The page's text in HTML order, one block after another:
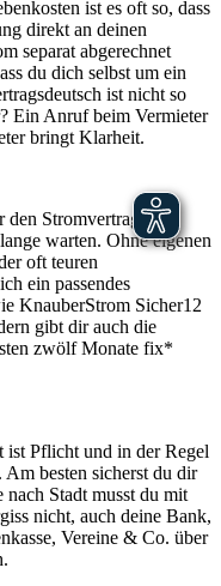
ist es oft so, dass
direkt an deinen
separat abgerechnet
du dich selbst um ein
ist nicht so
Ein Anruf beim Vermieter
bringt Klarheit.
Stromvertrag
warten. Ohne eigenen
oft teuren
ein passendes
KnauberStrom Sicher12
gibt dir auch die
zwölf Monate fix*
Pflicht und in der Regel
besten sicherst du dir
Stadt musst du mit
nicht, auch deine Bank,
Vereine & Co. über